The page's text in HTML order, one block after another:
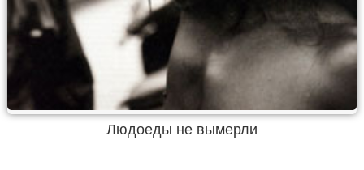
Людоеды не вымерли